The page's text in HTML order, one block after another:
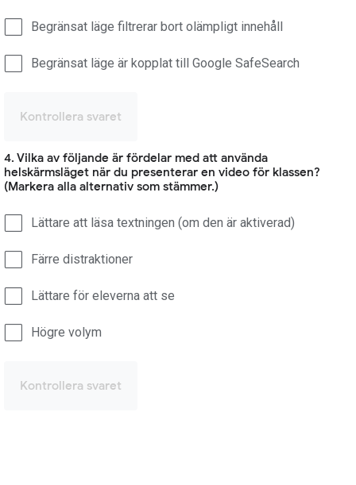
Begränsat läge filtrerar bort olämpligt innehåll
Begränsat läge är kopplat till Google SafeSearch
Kontrollera svaret
4. Vilka av följande är fördelar med att använda
helskärmsläget när du presenterar en video för klassen?
(Markera alla alternativ som stämmer.)
Lättare att läsa textningen (om den är aktiverad)
Färre distraktioner
Lättare för eleverna att se
Högre volym
Kontrollera svaret